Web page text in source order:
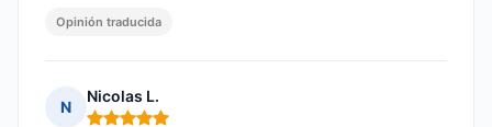
Opinión traducida
N
Nicolas L.